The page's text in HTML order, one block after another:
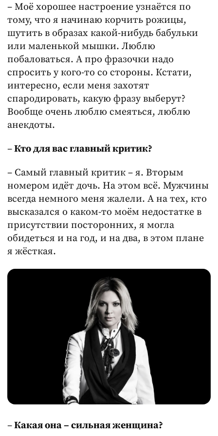
– Моё хорошее настроение узнаётся по
тому, что я начинаю корчить рожицы,
шутить в образах какой-нибудь бабульки
или маленькой мышки. Люблю
побаловаться. А про фразочки надо
спросить у кого-то со стороны. Кстати,
интересно, если меня захотят
спародировать, какую фразу выберут?
Вообще очень люблю смеяться, люблю
анекдоты.
–Кто для вас главный критик?
– Самый главный критик – я. Вторым
номером идёт дочь. На этом всё. Мужчины
всегда немного меня жалели. А на тех, кто
высказался о каком-то моём недостатке в
присутствии посторонних, я могла
обидеться и на год, и на два, в этом плане
я жёсткая.
–Какая она – сильная женщина?